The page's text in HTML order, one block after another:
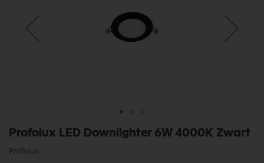
Profolux LED Downlighter 6W 4000K Zwart
Profolux
naar
het
begin